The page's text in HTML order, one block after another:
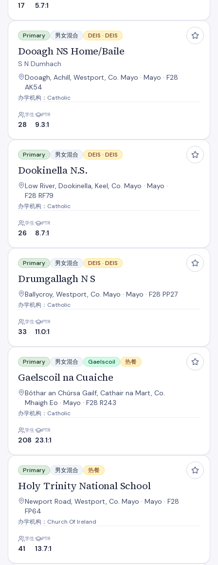
17 5.7:1
Dooagh NS Home/Baile
Primary 男女混合 DEIS · DEIS
Dooagh NS Home/Baile
S N Dumhach
Dooagh, Achill, Westport, Co. Mayo · Mayo · F28
AK54
办学机构：Catholic
学生
28
PTR
9.3:1
Dookinella N.S.
Primary 男女混合 DEIS · DEIS
Dookinella N.S.
Low River, Dookinella, Keel, Co. Mayo · Mayo ·
F28 RF79
办学机构：Catholic
学生
26
PTR
8.7:1
Drumgallagh N S
Primary 男女混合 DEIS · DEIS
Drumgallagh N S
Ballycroy, Westport, Co. Mayo · Mayo · F28 PP27
办学机构：Catholic
学生
33
PTR
11.0:1
Gaelscoil na Cuaiche
Primary 男女混合 Gaelscoil 热餐
Gaelscoil na Cuaiche
Bóthar an Chúrsa Gailf, Cathair na Mart, Co.
Mhaigh Eo · Mayo · F28 R243
办学机构：Catholic
学生
208
PTR
23.1:1
Holy Trinity National School
Primary 男女混合 热餐
Holy Trinity National School
Newport Road, Westport, Co. Mayo · Mayo · F28
FP64
办学机构：Church Of Ireland
学生
41
PTR
13.7:1